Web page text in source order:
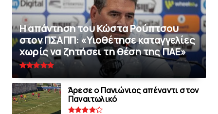
Η απάντηση του Κώστα Ρούπτσου
στον ΠΣΑΠΠ: «Υιοθέτησε καταγγελίες
χωρίς να ζητήσει τη θέση της ΠAΕ»
Άρεσε ο Πανιώνιος απέναντι στoν
Παναιτωλικό